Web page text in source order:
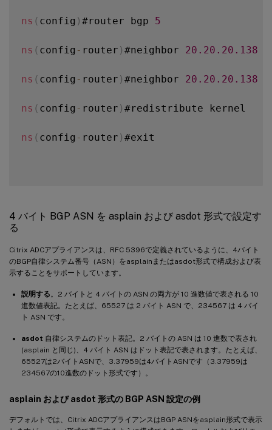
ns ( config ) #router bgp 5
ns ( config - router ) #neighbor 20.20 .20 .138
ns ( config - router ) #neighbor 20.20 .20 .138
ns ( config - router ) #redistribute kernel
ns ( config - router ) #exit
4 バイト BGP ASN を asplain および asdot 形式で設定す
る
Citrix ADCアプライアンスは、RFC 5396で定義されているように、4バイト
のBGP自律システム番号（ASN）をasplainまたはasdot形式で構成および表
示することをサポートしています。
説明する 。2 バイトと 4 バイトの ASN の両方が 10 進数値で表される 10
進数値表記。たとえば、65527 は 2 バイト ASN で、234567 は 4 バイ
ト ASN です。
asdot 自律システムのドット表記。2 バイトの ASN は 10 進数で表され
(asplain と同じ)、4 バイト ASN はドット表記で表されます。たとえば、
65527は2バイトASNで、3.37959は4バイトASNです（3.37959は
234567の10進数のドット形式です）。
asplain および asdot 形式の BGP ASN 設定の例
デフォルトでは、Citrix ADCアプライアンスはBGP ASNをasplain形式で表示